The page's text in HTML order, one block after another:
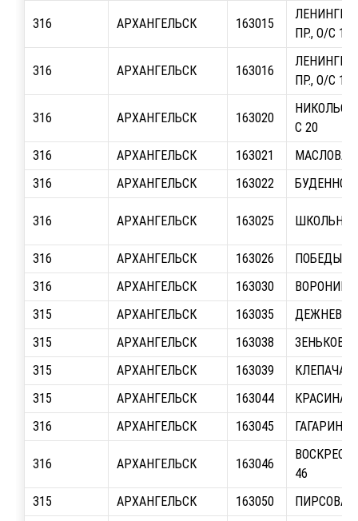
316 АРХАНГЕЛЬСК 163015
ПР., О/С 15
316 АРХАНГЕЛЬСК 163016
ПР., О/С 16
316 АРХАНГЕЛЬСК 163020
С 20
316
АРХАНГЕЛЬСК 163021
МАСЛОВА,
316
АРХАНГЕЛЬСК 163022
316 АРХАНГЕЛЬСК 163025
316 АРХАНГЕЛЬСК 163026
ПОБЕДЫ,
316
АРХАНГЕЛЬСК 163030
315
АРХАНГЕЛЬСК 163035
315
АРХАНГЕЛЬСК 163038
315
АРХАНГЕЛЬСК 163039
КЛЕПАЧА,
315
АРХАНГЕЛЬСК 163044
КРАСИНА,
316
АРХАНГЕЛЬСК 163045 ГАГАРИНА,
316 АРХАНГЕЛЬСК 163046
46
315
АРХАНГЕЛЬСК 163050